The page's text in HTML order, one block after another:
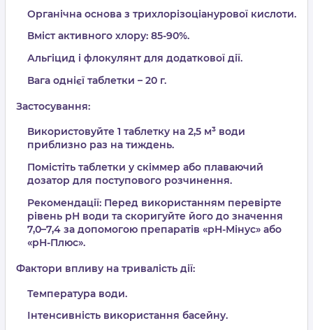
Органічна основа з трихлорізоціанурової кислоти.
Вміст активного хлору: 85-90%.
Альгіцид і флокулянт для додаткової дії.
Вага однієї таблетки – 20 г.
Застосування:
Використовуйте 1 таблетку на 2,5 м³ води
приблизно раз на тиждень.
Помістіть таблетки у скіммер або плаваючий
дозатор для поступового розчинення.
Рекомендації: Перед використанням перевірте
рівень рН води та скоригуйте його до значення
7,0–7,4 за допомогою препаратів «рН-Мінус» або
«рН-Плюс».
Фактори впливу на тривалість дії:
Температура води.
Інтенсивність використання басейну.